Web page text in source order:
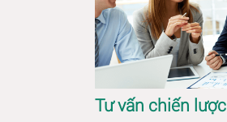
Tư vấn chiến lược